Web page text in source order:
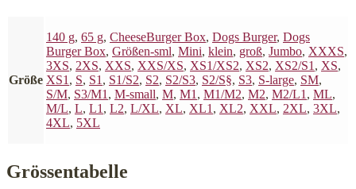
Größe
140 g, 65 g, CheeseBurger Box, Dogs Burger, Dogs
Burger Box, Größen-sml, Mini, klein, groß, Jumbo, XXXS,
3XS, 2XS, XXS, XXS/XS, XS1/XS2, XS2, XS2/S1 , XS,
XS1 , S, S1 , S1/S2, S2, S2/S3, S2/S§, S3, S-large, SM,
S/M, S3/M1 , M-small, M, M1 , M1/M2, M2, M2/L1 , ML,
M/L, L, L1 , L2, L/XL, XL, XL1 , XL2, XXL, 2XL, 3XL,
4XL, 5XL
Grössentabelle